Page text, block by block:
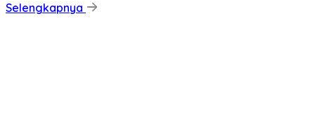
Selengkapnya